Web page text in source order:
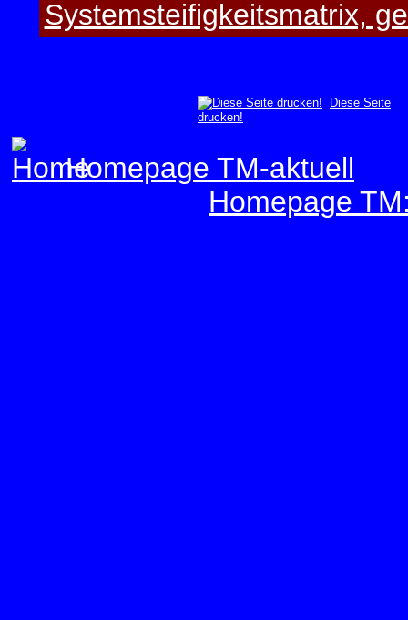
Systemsteifigkeitsmatrix,
Diese Seite
drucken!
Homepage TM-aktuell
Homepage